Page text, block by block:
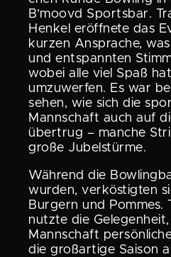
B’moovd Sportsbar.
Henkel eröffnete das
kurzen Ansprache,
und entspannten
wobei alle viel Spaß
umzuwerfen. Es war
sehen, wie sich die
Mannschaft auch auf
übertrug – manche
große Jubelstürme.
Während die
wurden, verkös­tigten
Burgern und Pommes.
nutzte die
Mannschaft
die großar­tige Saison